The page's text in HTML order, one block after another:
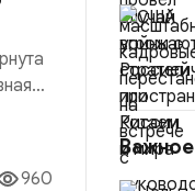
960
Важное